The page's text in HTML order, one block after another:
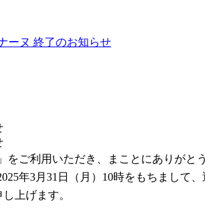
ーヌ 終了のお知らせ
をご利用いただき、まことにありがと
年3月31日（月）10時をもちまして
上げます。